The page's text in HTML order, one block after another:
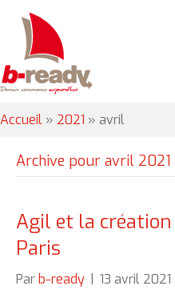
Accueil » 2021 » avril
Archive pour avril 2021
Agil et la création
Paris
Par b-ready 13 avril 2021